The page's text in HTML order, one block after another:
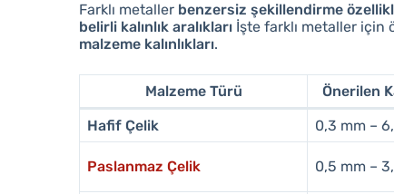
Farklı metaller benzersiz şekillendirme
belirli kalınlık aralıkları İşte farklı metaller için
malzeme kalınlıkları.
Malzeme Türü Önerilen
Hafif Çelik
0,3 mm –
Paslanmaz Çelik 0,5 mm –